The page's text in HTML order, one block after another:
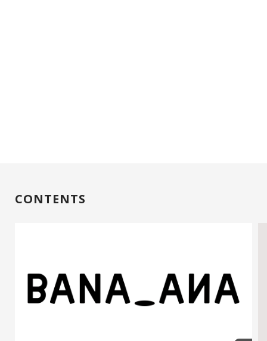
CONTENTS